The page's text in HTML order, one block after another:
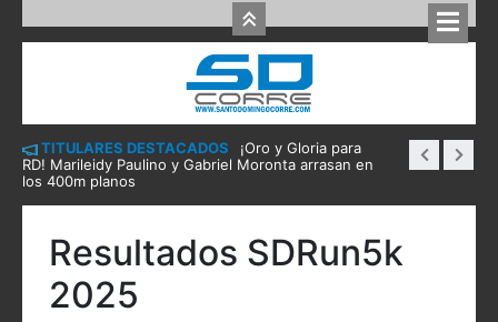
TITULARES DESTACADOS
¡Oro y Gloria para
RD! Marileidy Paulino y Gabriel Moronta arrasan en
los 400m planos
Resultados SDRun5k
2025